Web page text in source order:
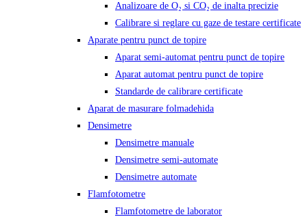
Analizoare de O₂ si CO₂ de inalta precizie
Calibrare si reglare cu gaze de testare certificate
Aparate pentru punct de topire
Aparat semi-automat pentru punct de topire
Aparat automat pentru punct de topire
Standarde de calibrare certificate
Aparat de masurare folmadehida
Densimetre
Densimetre manuale
Densimetre semi-automate
Densimetre automate
Flamfotometre
Flamfotometre de laborator